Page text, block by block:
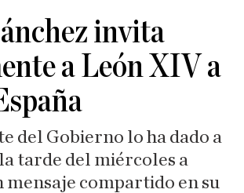
invita
a León XIV a
del Gobierno lo ha dado a
tarde del miércoles a
mensaje compartido en su